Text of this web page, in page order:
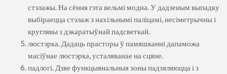
стэлажы. На сёння гэта вельмі модна. У дадзеным выпадку
выбіраецца стэлаж з нахільнымі паліцамі, несіметрычны і
круглявы з дэкаратыўнай падсветкай.
люстэрка. Дадаць прасторы ў памяшканні дапаможа
масіўнае люстэрка, усталяванае на сцяне.
падлогі. Дзве функцыянальныя зоны падзяляюцца і з